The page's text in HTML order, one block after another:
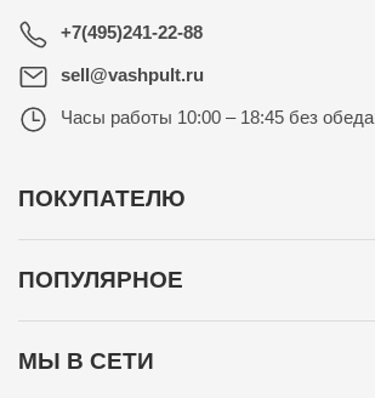
+7(495)241-22-88
sell@vashpult.ru
Часы работы 10:00 – 18:45 без обеда
ПОКУПАТЕЛЮ
ПОПУЛЯРНОЕ
МЫ В СЕТИ